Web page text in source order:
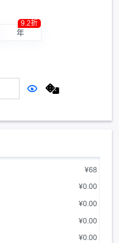
年
9.2折
¥68
¥0.00
¥0.00
¥0.00
¥0.00